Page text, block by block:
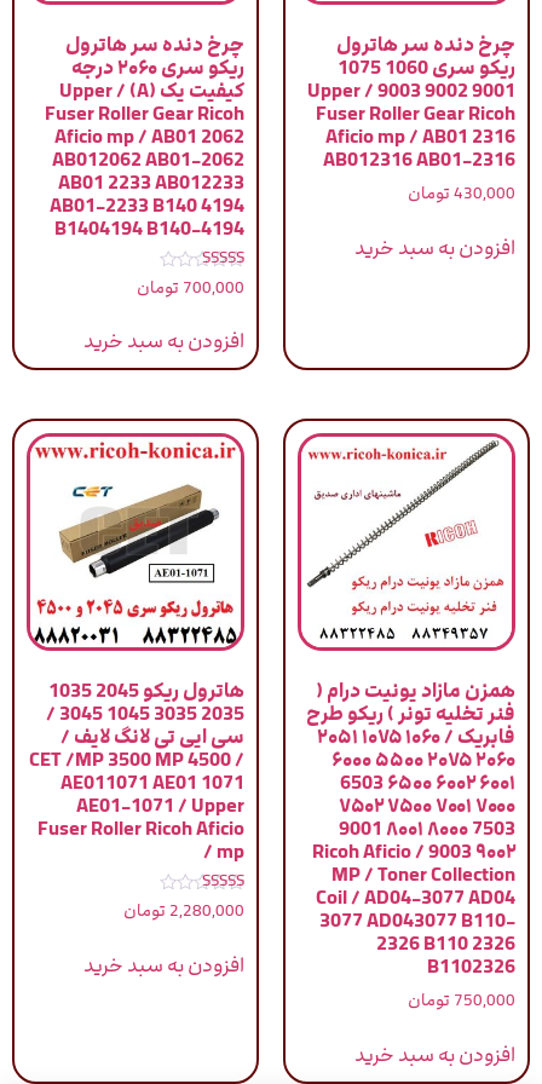
چرخ دنده سر هاترول
ریکو سری 1060 1075
9001 9002 9003 / Upper
Fuser Roller Gear Ricoh
Aficio mp / AB01 2316
AB012316 AB01-2316
430,000 تومان
افزودن به سبد خرید
چرخ دنده سر هاترول
ریکو سری ۲۰۶۰ درجه
کیفیت یک (A) / Upper
Fuser Roller Gear Ricoh
Aficio mp / AB01 2062
AB012062 AB01-2062
AB01 2233 AB012233
AB01-2233 B140 4194
B1404194 B140-4194
نمره
5.00
700,000 تومان
افزودن به سبد خرید
همزن مازاد یونیت درام (
فنر تخلیه تونر ) ریکو طرح
فابریک / ۱۰۶۰ ۱۰۷۵ ۲۰۵۱
۲۰۶۰ ۲۰۷۵ ۵۵۰۰ ۶۰۰۰
۶۰۰۱ ۶۰۰۲ ۶۵۰۰ 6503
۷۰۰۰ ۷۰۰۱ ۷۵۰۰ ۷۵۰۲
7503 ۸۰۰۰ ۸۰۰۱ 9001
۹۰۰۲ 9003 / Ricoh Aficio
MP / Toner Collection
Coil / AD04-3077 AD04
3077 AD043077 B110-
2326 B110 2326
B1102326
750,000 تومان
افزودن به سبد خرید
هاترول ریکو 2045 1035
2035 3035 1045 3045 /
سی ایی تی لانگ لایف /
CET /MP 3500 MP 4500 /
AE011071 AE01 1071
AE01-1071 / Upper
Fuser Roller Ricoh Aficio
mp /
نمره
4.00
2,280,000 تومان
افزودن به سبد خرید